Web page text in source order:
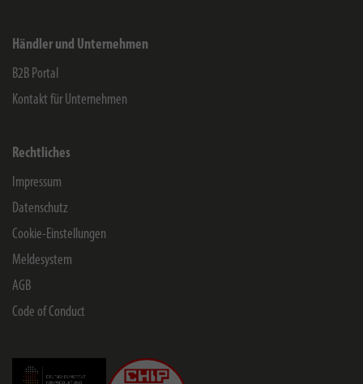
Händler und Unternehmen
B2B Portal
Kontakt für Unternehmen
Rechtliches
Impressum
Datenschutz
Cookie-Einstellungen
Meldesystem
AGB
Code of Conduct